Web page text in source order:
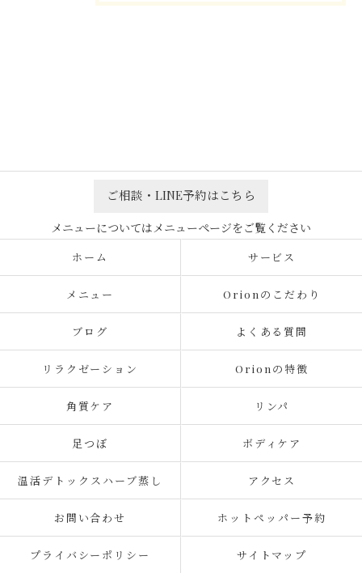
ご相談・LINE予約はこちら
ホーム サービス
メニュー Orionのこだわり
ブログ よくある質問
リラクゼーション Orionの特徴
角質ケア リンパ
足つぼ ボディケア
温活デトックスハーブ蒸し アクセス
お問い合わせ ホットペッパー予約
プライバシーポリシー サイトマップ